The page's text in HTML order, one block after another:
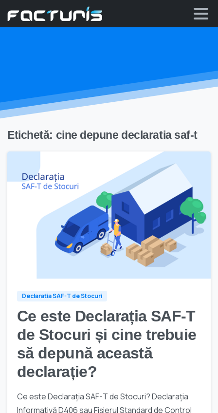
Etichetă: cine depune declaratia saf-t
Declaratia SAF-T de Stocuri
Ce este Declarația SAF-T
de Stocuri și cine trebuie
să depună această
declarație?
Ce este Declarația SAF-T de Stocuri? Declarația
Informativă D406 sau Fișierul Standard de Control